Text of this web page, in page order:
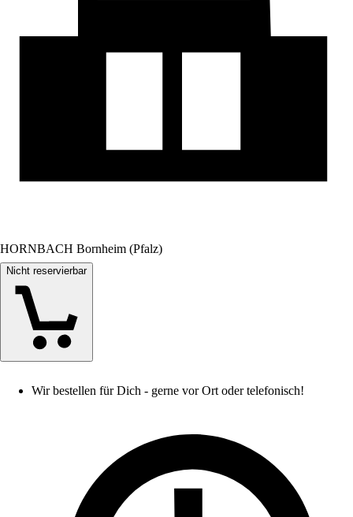
HORNBACH Bornheim (Pfalz)
Nicht reservierbar
Wir bestellen für Dich - gerne vor Ort oder telefonisch!